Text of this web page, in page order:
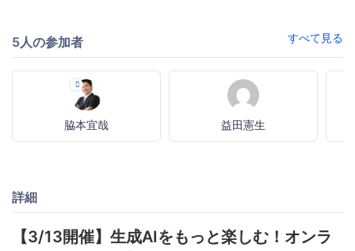
5人の参加者 すべて見る
脇本宜哉 益田憲生
詳細
【3/13開催】生成AIをもっと楽しむ！オンラ